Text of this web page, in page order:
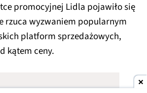
promocyjnej Lidla pojawiło się
rzuca wyzwaniem popularnym
platform sprzedażowych,
kątem ceny.